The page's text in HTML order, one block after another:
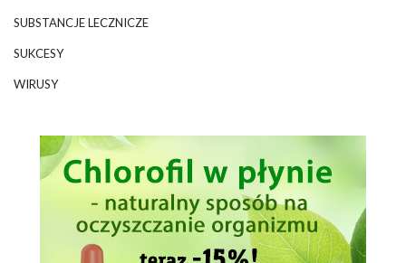
SUBSTANCJE LECZNICZE
SUKCESY
WIRUSY